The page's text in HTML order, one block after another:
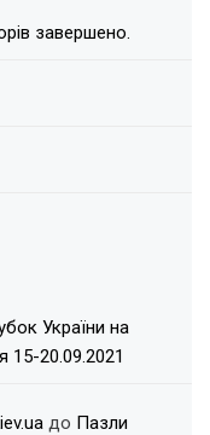
завершено.
України на
15-20.09.2021
до Пазли